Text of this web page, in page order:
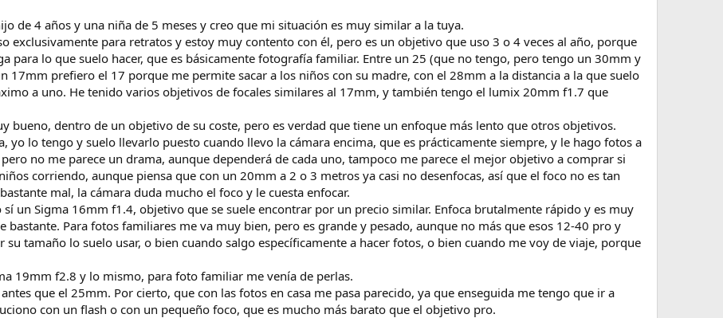
de 4 años y una niña de 5 meses y creo que mi situación es muy similar a la tuya.
exclusivamente para retratos y estoy muy contento con él, pero es un objetivo que uso 3 o 4 veces al año, porque
para lo que suelo hacer, que es básicamente fotografía familiar. Entre un 25 (que no tengo, pero tengo un 30mm y
17mm prefiero el 17 porque me permite sacar a los niños con su madre, con el 28mm a la distancia a la que suelo
a uno. He tenido varios objetivos de focales similares al 17mm, y también tengo el lumix 20mm f1.7 que
bueno, dentro de un objetivo de su coste, pero es verdad que tiene un enfoque más lento que otros objetivos.
yo lo tengo y suelo llevarlo puesto cuando llevo la cámara encima, que es prácticamente siempre, y le hago fotos a
no me parece un drama, aunque dependerá de cada uno, tampoco me parece el mejor objetivo a comprar si
corriendo, aunque piensa que con un 20mm a 2 o 3 metros ya casi no desenfocas, así que el foco no es tan
mal, la cámara duda mucho el foco y le cuesta enfocar.
un Sigma 16mm f1.4, objetivo que se suele encontrar por un precio similar. Enfoca brutalmente rápido y es muy
bastante. Para fotos familiares me va muy bien, pero es grande y pesado, aunque no más que esos 12-40 pro y
su tamaño lo suelo usar, o bien cuando salgo específicamente a hacer fotos, o bien cuando me voy de viaje, porque
19mm f2.8 y lo mismo, para foto familiar me venía de perlas.
que el 25mm. Por cierto, que con las fotos en casa me pasa parecido, ya que enseguida me tengo que ir a
con un flash o con un pequeño foco, que es mucho más barato que el objetivo pro.